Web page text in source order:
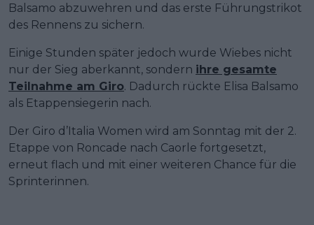
Balsamo abzuwehren und das erste Führungstrikot
des Rennens zu sichern.
Einige Stunden später jedoch wurde Wiebes nicht
nur der Sieg aberkannt, sondern ihre gesamte
Teilnahme am Giro. Dadurch rückte Elisa Balsamo
als Etappensiegerin nach.
Der Giro d’Italia Women wird am Sonntag mit der 2.
Etappe von Roncade nach Caorle fortgesetzt,
erneut flach und mit einer weiteren Chance für die
Sprinterinnen.